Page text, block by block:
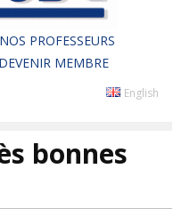
NOS PROFESSEURS
DEVENIR MEMBRE
English
bonnes